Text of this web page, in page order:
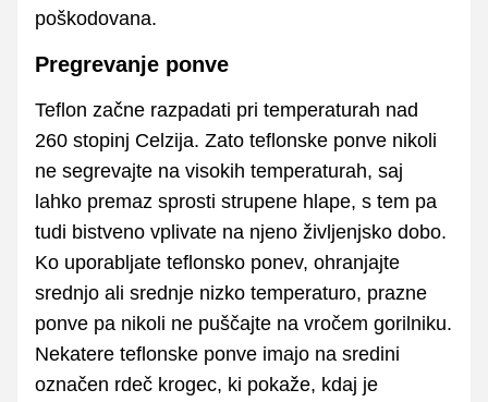
poškodovana.
Pregrevanje ponve
Teflon začne razpadati pri temperaturah nad
260 stopinj Celzija. Zato teflonske ponve nikoli
ne segrevajte na visokih temperaturah, saj
lahko premaz sprosti strupene hlape, s tem pa
tudi bistveno vplivate na njeno življenjsko dobo.
Ko uporabljate teflonsko ponev, ohranjajte
srednjo ali srednje nizko temperaturo, prazne
ponve pa nikoli ne puščajte na vročem gorilniku.
Nekatere teflonske ponve imajo na sredini
označen rdeč krogec, ki pokaže, kdaj je